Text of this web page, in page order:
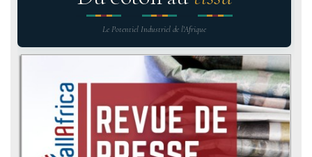
Le Potentiel Industriel de l'Afrique